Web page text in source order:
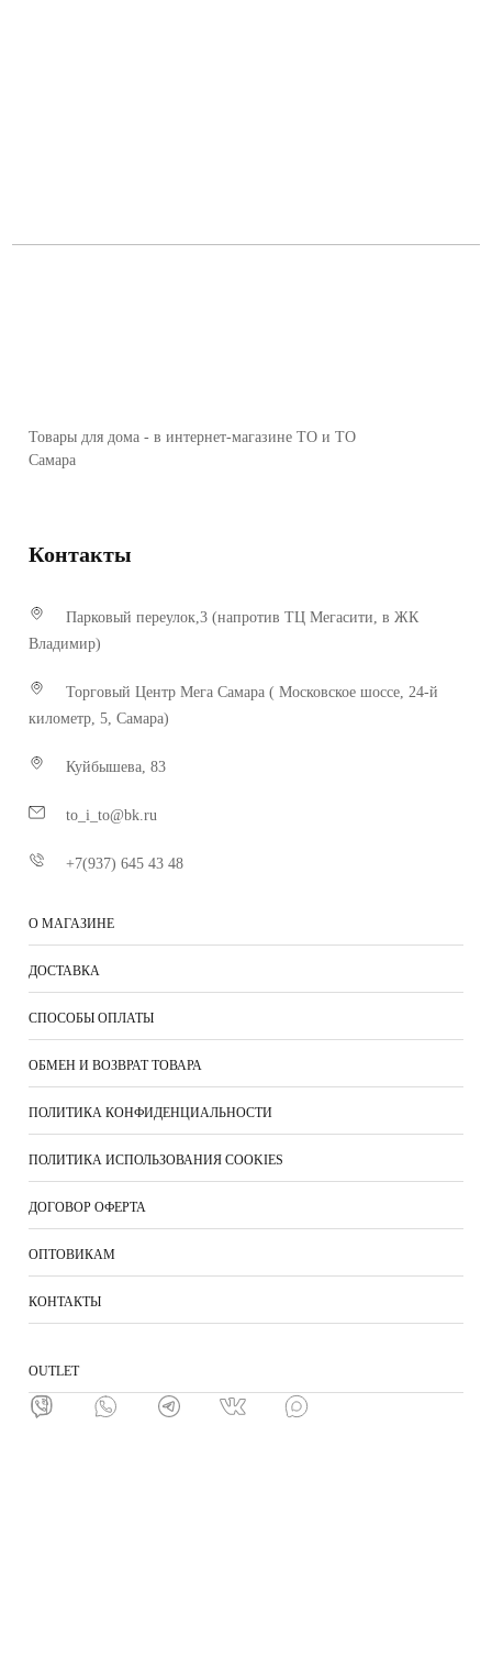
Товары для дома - в интернет-магазине ТО и ТО
Самара
Контакты
Парковый переулок,3 (напротив ТЦ Мегасити, в ЖК
Владимир)
Торговый Центр Мега Самара ( Московское шоссе, 24-й
километр, 5, Самара)
Куйбышева, 83
to_i_to@bk.ru
+7(937) 645 43 48
О МАГАЗИНЕ
ДОСТАВКА
СПОСОБЫ ОПЛАТЫ
ОБМЕН И ВОЗВРАТ ТОВАРА
ПОЛИТИКА КОНФИДЕНЦИАЛЬНОСТИ
ПОЛИТИКА ИСПОЛЬЗОВАНИЯ COOKIES
ДОГОВОР ОФЕРТА
ОПТОВИКАМ
КОНТАКТЫ
ОUTLET